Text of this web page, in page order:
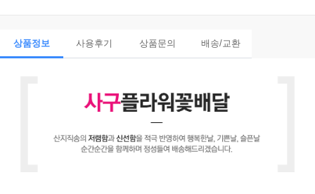
상품정보 사용후기 상품문의 배송/교환